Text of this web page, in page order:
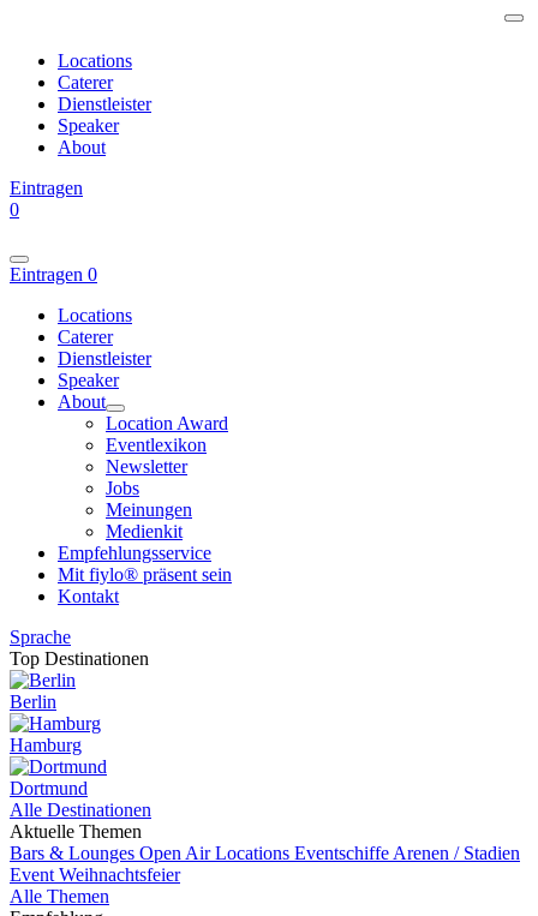
Locations
Caterer
Dienstleister
Speaker
About
Eintragen
0
Eintragen 0
Locations
Caterer
Dienstleister
Speaker
About
Location Award
Eventlexikon
Newsletter
Jobs
Meinungen
Medienkit
Empfehlungsservice
Mit fiylo® präsent sein
Kontakt
Sprache
Top Destinationen
Berlin
Hamburg
Dortmund
Alle Destinationen
Aktuelle Themen
Bars & Lounges Open Air Locations Eventschiffe Arenen / Stadien
Event Weihnachtsfeier
Alle Themen